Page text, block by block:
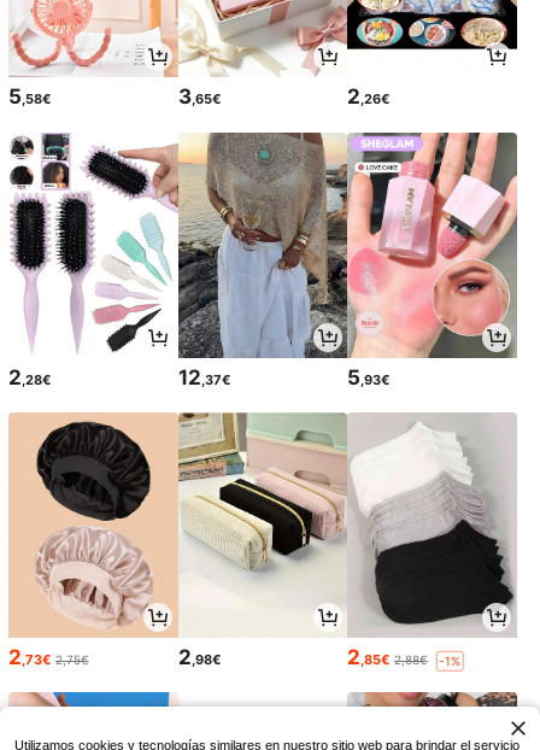
5,58€ 3,65€ 2,26€
2 ,28€ 12 ,37€ 5 ,93€
2,73€ 2,75€ 2,98€ 2,85€ 2,88€ -1%
Utilizamos cookies y tecnologías similares en nuestro sitio web para brindar el servicio